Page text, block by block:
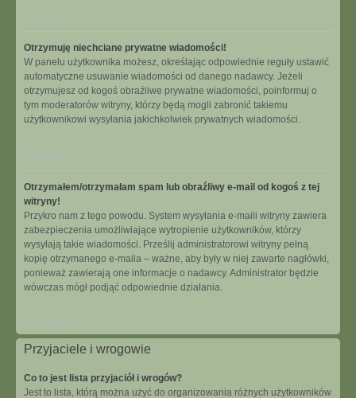
Otrzymuję niechciane prywatne wiadomości!
W panelu użytkownika możesz, określając odpowiednie reguły ustawić
automatyczne usuwanie wiadomości od danego nadawcy. Jeżeli
otrzymujesz od kogoś obraźliwe prywatne wiadomości, poinformuj o
tym moderatorów witryny, którzy będą mogli zabronić takiemu
użytkownikowi wysyłania jakichkolwiek prywatnych wiadomości.
Otrzymałem/otrzymałam spam lub obraźliwy e-mail od kogoś z tej
witryny!
Przykro nam z tego powodu. System wysyłania e-maili witryny zawiera
zabezpieczenia umożliwiające wytropienie użytkowników, którzy
wysyłają takie wiadomości. Prześlij administratorowi witryny pełną
kopię otrzymanego e-maila – ważne, aby były w niej zawarte nagłówki,
ponieważ zawierają one informacje o nadawcy. Administrator będzie
wówczas mógł podjąć odpowiednie działania.
Przyjaciele i wrogowie
Co to jest lista przyjaciół i wrogów?
Jest to lista, którą można użyć do organizowania różnych użytkowników